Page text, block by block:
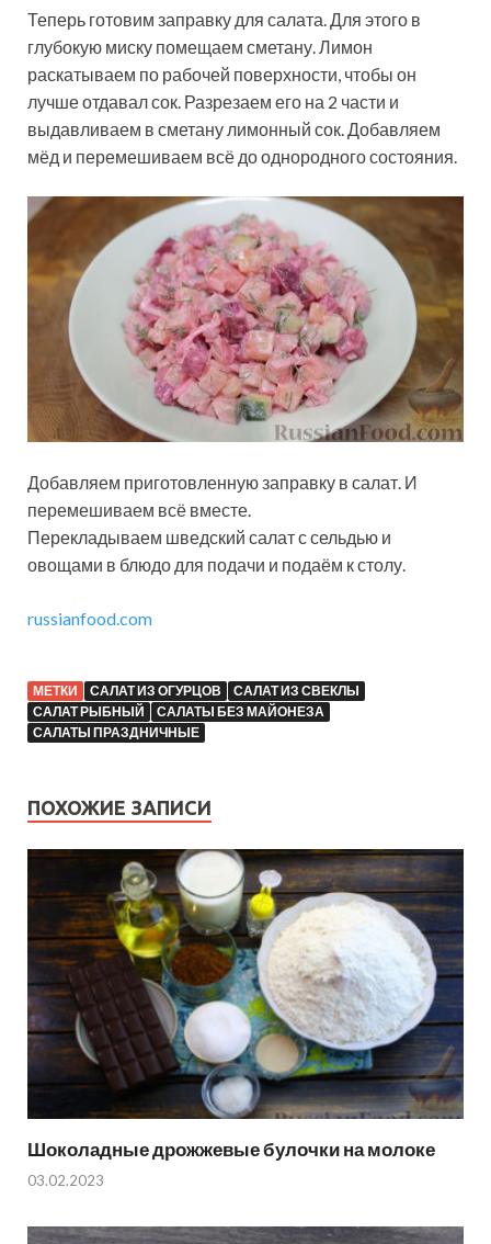
Теперь готовим заправку для салата. Для этого в
глубокую миску помещаем сметану. Лимон
раскатываем по рабочей поверхности, чтобы он
лучше отдавал сок. Разрезаем его на 2 части и
выдавливаем в сметану лимонный сок. Добавляем
мёд и перемешиваем всё до однородного состояния.
Добавляем приготовленную заправку в салат. И
перемешиваем всё вместе.
Перекладываем шведский салат с сельдью и
овощами в блюдо для подачи и подаём к столу.
russianfood.com
МЕТКИ САЛАТ ИЗ ОГУРЦОВ
САЛАТ ИЗ СВЕКЛЫ
САЛАТ РЫБНЫЙ
САЛАТЫ БЕЗ МАЙОНЕЗА
САЛАТЫ ПРАЗДНИЧНЫЕ
ПОХОЖИЕ ЗАПИСИ
Шоколадные дрожжевые булочки на молоке
03.02.2023